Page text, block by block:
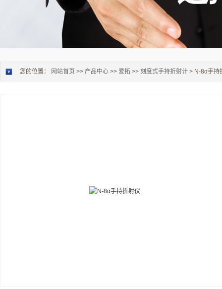
您的位置： 网站首页 >> 产品中心 >> 爱拓 >> 刻度式手持折射计 > N-8α手持